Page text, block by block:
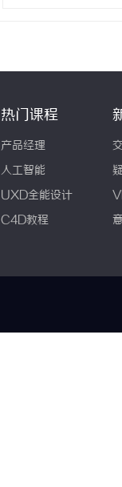
热门课程
产品经理
人工智能
UXD全能设计
C4D教程